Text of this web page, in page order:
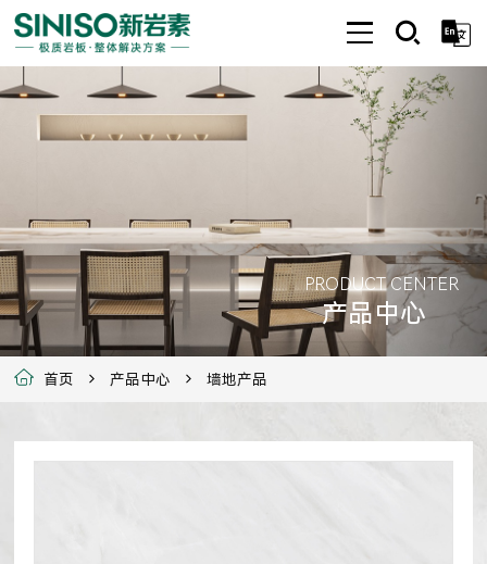
PRODUCT CENTER
产品中心
首页 产品中心 墙地产品